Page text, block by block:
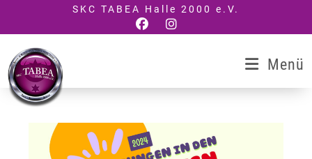
SKC TABEA Halle 2000 e.V.
Menü